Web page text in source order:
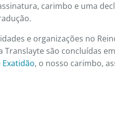
carimbo e uma
e organizações no
são concluídas
, o nosso carimbo,